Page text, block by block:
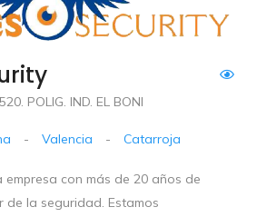
POLIG. IND. EL BONI
- Valencia - Catarroja
empresa con más de 20 años de
de la seguridad. Estamos